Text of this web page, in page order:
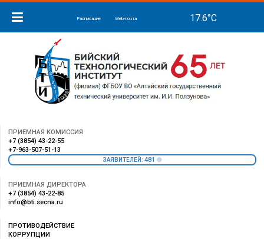
Расписание Web-почта
ПРИЕМНАЯ КОМИССИЯ
+7 (3854) 43-22-55
+7-963-507-51-13
ЗАЯВИТЕЛЕЙ: 481
ПРИЕМНАЯ ДИРЕКТОРА
+7 (3854) 43-22-85
info@bti.secna.ru
ПРОТИВОДЕЙСТВИЕ
КОРРУПЦИИ